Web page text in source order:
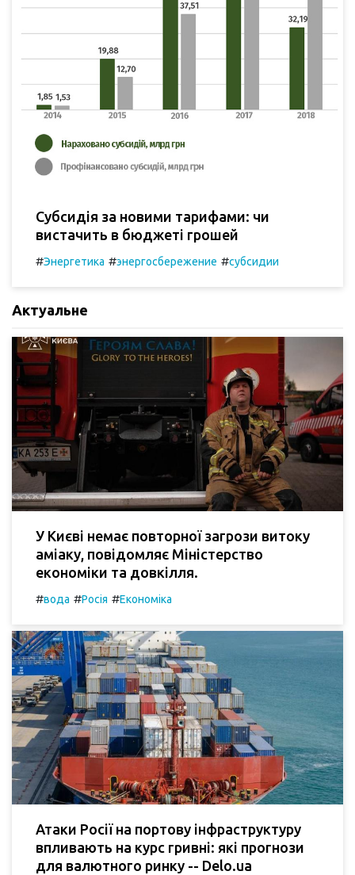
Субсидія за новими тарифами: чи
вистачить в бюджеті грошей
#Энергетика #энергосбережение #субсидии
Актуальне
У Києві немає повторної загрози витоку
аміаку, повідомляє Міністерство
економіки та довкілля.
#вода #Росія #Економіка
Атаки Росії на портову інфраструктуру
впливають на курс гривні: які прогнози
для валютного ринку -- Delo.ua